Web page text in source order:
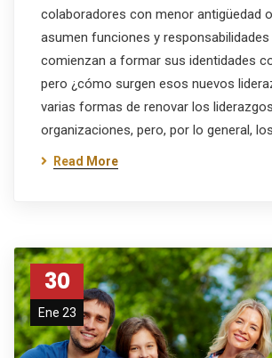
colaboradores con menor antigüedad
asumen funciones y responsabilidades
comienzan a formar sus identidades
pero ¿cómo surgen esos nuevos
varias formas de renovar los
organizaciones, pero, por lo general,
Read More
30
Ene 23